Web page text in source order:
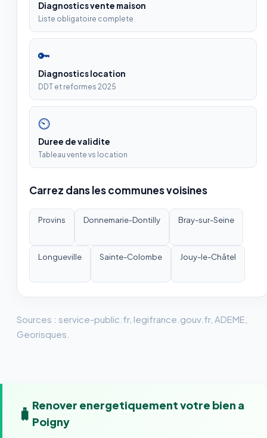
Diagnostics vente maison
Liste obligatoire complete
🔑
Diagnostics location
DDT et reformes 2025
⏲
Duree de validite
Tableau vente vs location
Carrez dans les communes voisines
Provins Donnemarie-Dontilly Bray-sur-Seine
Longueville Sainte-Colombe Jouy-le-Châtel
Sources : service-public.fr, legifrance.gouv.fr, ADEME,
Georisques.
🧳 Renover energetiquement votre bien a
Poigny